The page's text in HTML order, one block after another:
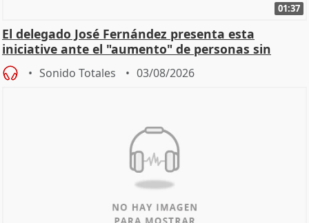
01:37
El delegado José Fernández presenta esta
iniciative ante el "aumento" de personas sin
hogar en Madri
Sonido Totales 03/08/2026